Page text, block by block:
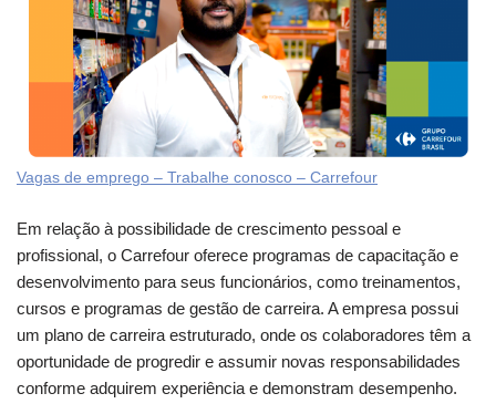
Vagas de emprego – Trabalhe conosco – Carrefour
Em relação à possibilidade de crescimento pessoal e
profissional, o Carrefour oferece programas de capacitação e
desenvolvimento para seus funcionários, como treinamentos,
cursos e programas de gestão de carreira. A empresa possui
um plano de carreira estruturado, onde os colaboradores têm a
oportunidade de progredir e assumir novas responsabilidades
conforme adquirem experiência e demonstram desempenho.